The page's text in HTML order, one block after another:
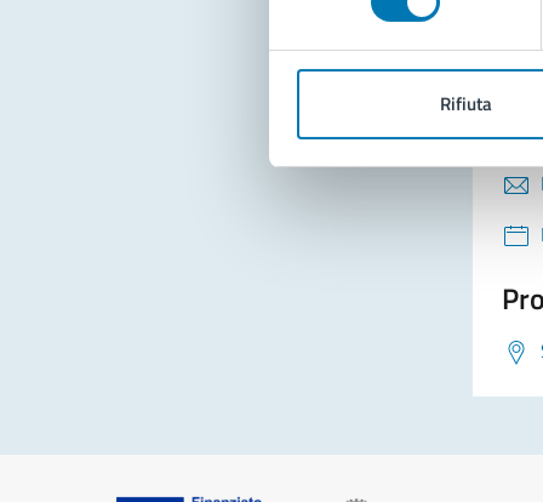
Rifiuta